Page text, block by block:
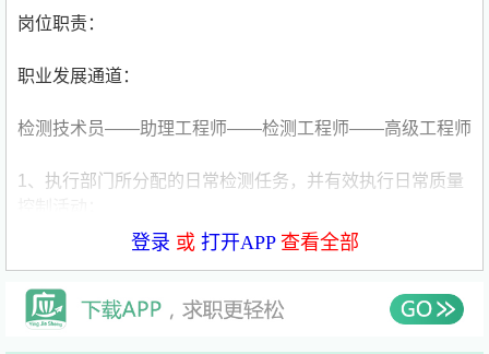
岗位职责：
职业发展通道：
检测技术员——助理工程师——检测工程师——高级工程师
1、执行部门所分配的日常检测任务，并有效执行日常质量
序，确保工作单流转顺畅；
登录 或 打开APP查看全部